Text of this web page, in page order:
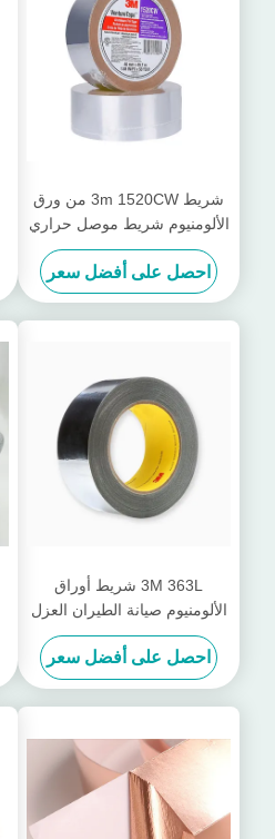
شريط 3m 1520CW من ورق
الألومنيوم شريط موصل حراري
سميكه 0.08mm
احصل على أفضل سعر
3M 363L شريط أوراق
الألومنيوم صيانة الطيران العزل
الحراري شريط القماش
الزجاجي
احصل على أفضل سعر